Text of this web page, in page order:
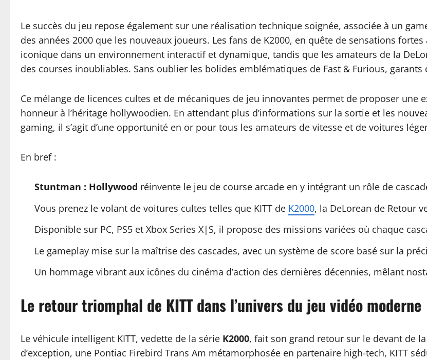
Le succès du jeu repose également sur une réalisation technique soignée, associée à un
des années 2000 que les nouveaux joueurs. Les fans de K2000, en quête de sensations
iconique dans un environnement interactif et dynamique, tandis que les amateurs de la
des courses inoubliables. Sans oublier les bolides emblématiques de Fast & Furious, garants
Ce mélange de licences cultes et de mécaniques de jeu innovantes permet de proposer une
honneur à l’héritage hollywoodien. En attendant plus d’informations sur la sortie et les
gaming, il s’agit d’une opportunité en or pour tous les amateurs de vitesse et de voitures
En bref :
Stuntman : Hollywood réinvente le jeu de course arcade en y intégrant un rôle de
Vous prenez le volant de voitures cultes telles que KITT de K2000, la DeLorean de Retour
Disponible sur PC, PS5 et Xbox Series X|S, il propose des missions variées où chaque
Le gameplay mise sur la maîtrise des cascades, avec un système de score basé sur la
Un hommage vibrant aux icônes du cinéma d’action des dernières décennies, mêlant
Le retour triomphal de KITT dans l’univers du jeu vidéo moderne
Le véhicule intelligent KITT, vedette de la série K2000, fait son grand retour sur le devant de
d’exception, une Pontiac Firebird Trans Am métamorphosée en partenaire high-tech, KITT